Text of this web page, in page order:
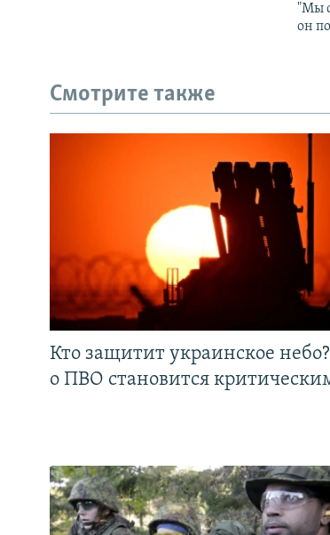
"Мы
он
Смотрите также
Кто защитит украинское
о ПВО становится